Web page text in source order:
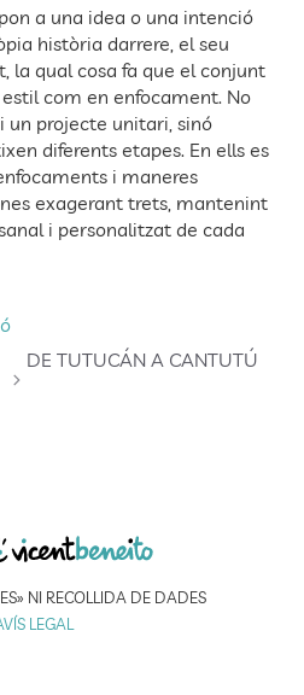
a una idea o una intenció
història darrere, el seu
la qual cosa fa que el conjunt
com en enfocament. No
un projecte unitari, sinó
diferents etapes. En ells es
i maneres
exagerant trets, mantenint
i personalitzat de cada
DE TUTUCÁN A CANTUTÚ
NI RECOLLIDA DE DADES
LEGAL